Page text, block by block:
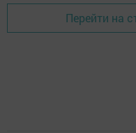
Перейти на